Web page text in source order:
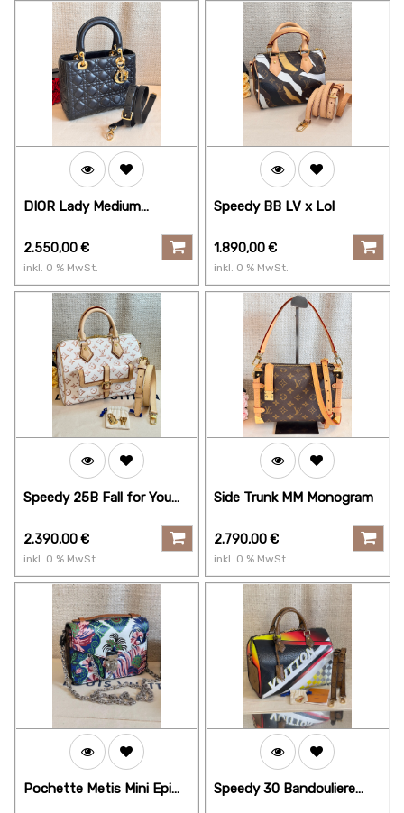
DIOR Lady Medium
2.550,00€
inkl. 0 % MwSt.
Speedy BB LV x Lol
1.890,00€
inkl. 0 % MwSt.
Speedy 25B Fall for You
2.390,00€
inkl. 0 % MwSt.
Side Trunk MM Monogram
2.790,00€
inkl. 0 % MwSt.
Pochette Metis Mini Epi
Speedy 30 Bandouliere